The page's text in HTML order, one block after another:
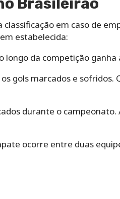
Brasileirão
em caso de
estabelecida:
longo da competição ganha
gols marcados e
durante o campeonato.
ocorre entre duas